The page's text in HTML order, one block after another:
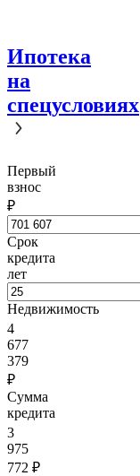
Ипотека
на
спецусловиях
Первый
взнос
₽
Срок
кредита
лет
Недвижимость
4
677
379
₽
Сумма
кредита
3
975
772 ₽